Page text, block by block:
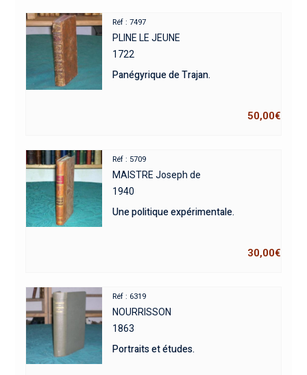
Réf : 7497
PLINE LE JEUNE
1722
Panégyrique de Trajan.
50,00€
Réf : 5709
MAISTRE Joseph de
1940
Une politique expérimentale.
30,00€
Réf : 6319
NOURRISSON
1863
Portraits et études.